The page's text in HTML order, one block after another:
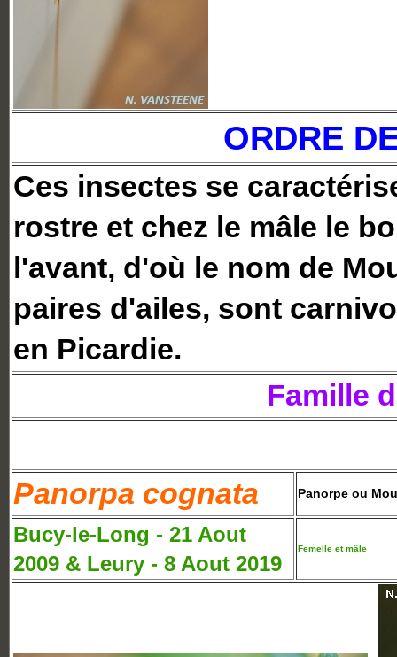
ORDRE
Ces insectes se
rostre et chez le mâle le
l'avant, d'où le nom de
paires d'ailes, sont
en Picardie.
Famille
Panorpa cognata Panorpe ou
Bucy-le-Long - 21 Aout
2009 & Leury - 8 Aout 2019
Femelle et mâle